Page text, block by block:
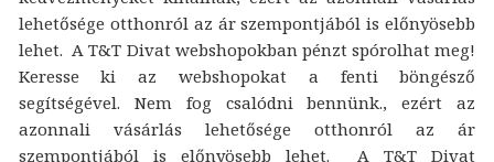
lehetősége otthonról az ár szempontjából is előnyösebb
lehet. A T&T Divat webshopokban pénzt spórolhat meg!
Keresse ki az webshopokat a fenti böngésző
segítségével. Nem fog csalódni bennünk., ezért az
azonnali vásárlás lehetősége otthonról az ár
szempontjából is előnyösebb lehet. A T&T Divat